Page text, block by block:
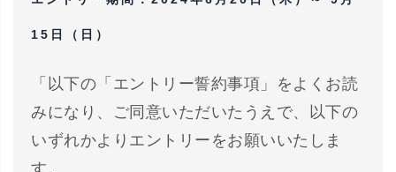
15日（日）
「以下の「エントリー誓約事項」をよくお読
みになり、ご同意いただいたうえで、以下の
いずれかよりエントリーをお願いいたしま
す。